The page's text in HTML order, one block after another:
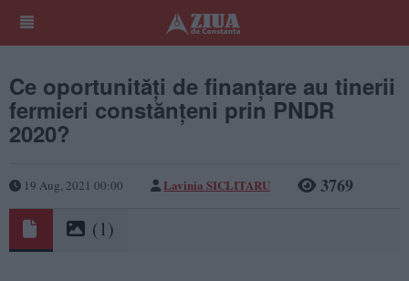
Ce oportunități de finanțare au tinerii
fermieri constănțeni prin PNDR
2020?
19 Aug, 2021 00:00 Lavinia SICLITARU 3769
(1)